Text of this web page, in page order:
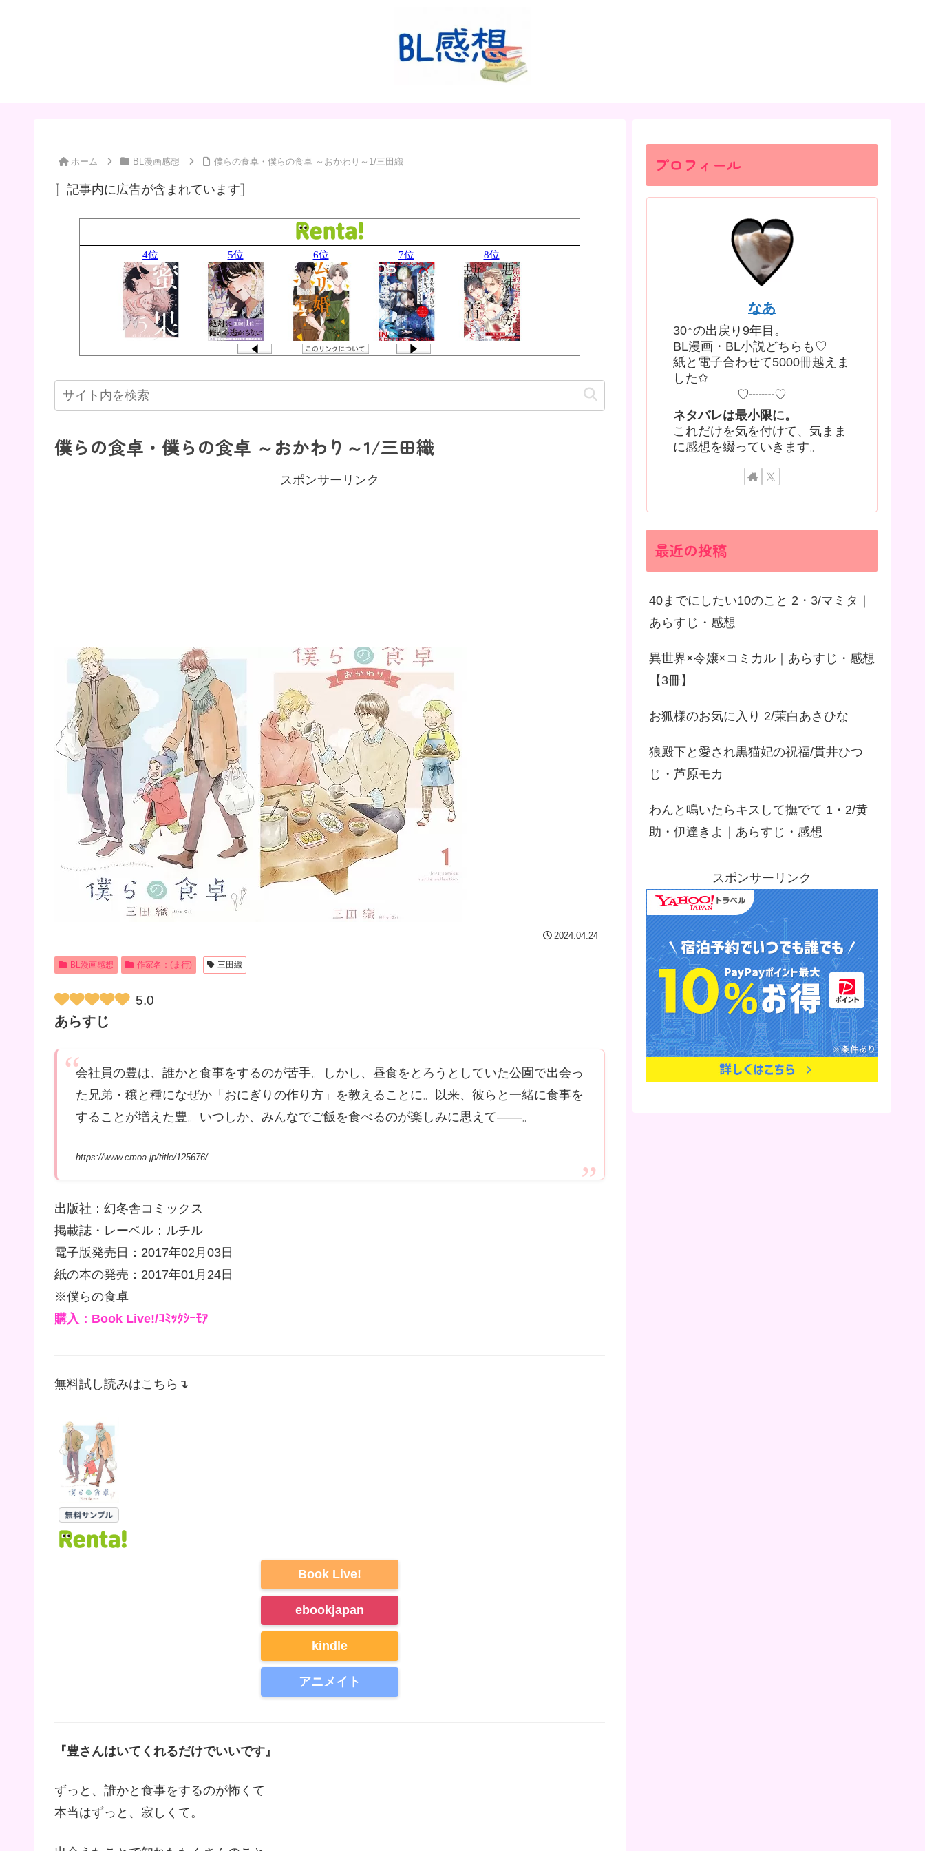
ホーム BL漫画感想 僕らの食卓・僕らの食卓 ～おかわり～1/三田織
〚記事内に広告が含まれています〛
僕らの食卓・僕らの食卓 ～おかわり～1/三田織
スポンサーリンク
2024.04.24
BL漫画感想 作家名：(ま行) 三田織
5.0
あらすじ
会社員の豊は、誰かと食事をするのが苦手。しかし、昼食をとろうとしていた公園で出会っ
た兄弟・穣と種になぜか「おにぎりの作り方」を教えることに。以来、彼らと一緒に食事を
することが増えた豊。いつしか、みんなでご飯を食べるのが楽しみに思えて――。
https://www.cmoa.jp/title/125676/
出版社：幻冬舎コミックス
掲載誌・レーベル：ルチル
電子版発売日：2017年02月03日
紙の本の発売：2017年01月24日
※僕らの食卓
購入：Book Live!/ｺﾐｯｸｼｰﾓｱ
無料試し読みはこちら↴
Book Live!
ebookjapan
kindle
アニメイト
『豊さんはいてくれるだけでいいです』
ずっと、誰かと食事をするのが怖くて
本当はずっと、寂しくて。
プロフィール
なあ
30↑の出戻り9年目。
BL漫画・BL小説どちらも♡
紙と電子合わせて5000冊越えま
した✩
♡┈┈♡
ネタバレは最小限に。
これだけを気を付けて、気まま
に感想を綴っていきます。
最近の投稿
40までにしたい10のこと 2・3/マミタ｜
あらすじ・感想
異世界×令嬢×コミカル｜あらすじ・感想
【3冊】
お狐様のお気に入り 2/茉白あさひな
狼殿下と愛され黒猫妃の祝福/貫井ひつ
じ・芦原モカ
わんと鳴いたらキスして撫でて 1・2/黄
助・伊達きよ｜あらすじ・感想
スポンサーリンク